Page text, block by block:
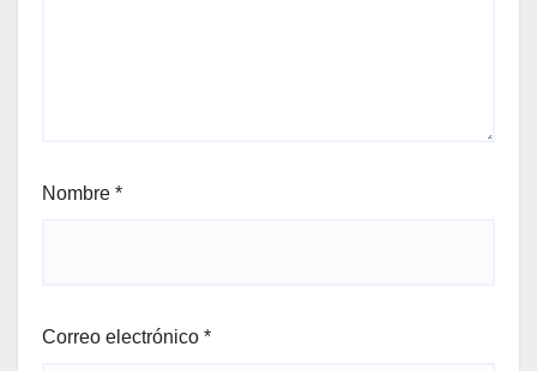
Nombre *
Correo electrónico *